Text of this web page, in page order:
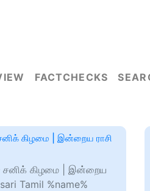
FACTCHECKS
கிழமை | இன்றைய ராசி
கிழமை | இன்றைய
Tamil %name%